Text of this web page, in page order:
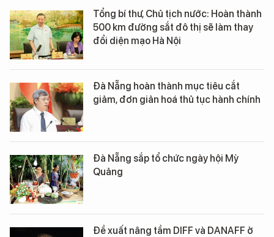
Tổng bí thư, Chủ tịch nước: Hoàn thành
500 km đường sắt đô thị sẽ làm thay
đổi diện mạo Hà Nội
Đà Nẵng hoàn thành mục tiêu cắt
giảm, đơn giản hoá thủ tục hành chính
Đà Nẵng sắp tổ chức ngày hội Mỳ
Quảng
Đề xuất nâng tầm DIFF và DANAFF ở